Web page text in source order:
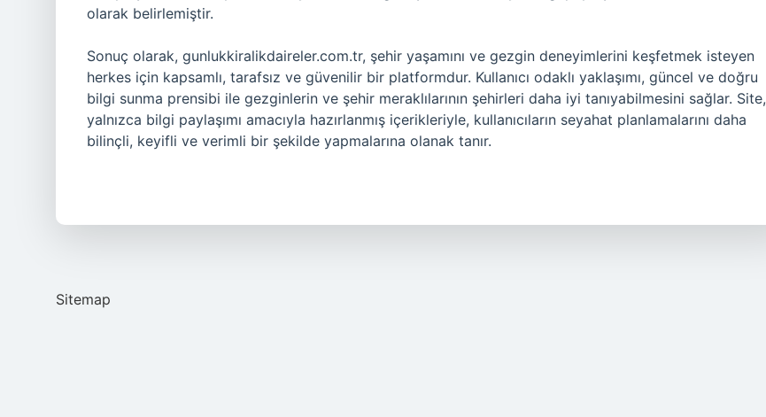
olarak belirlemiştir.
Sonuç olarak, gunlukkiralikdaireler.com.tr, şehir yaşamını ve gezgin deneyimlerini keşfetmek isteyen
herkes için kapsamlı, tarafsız ve güvenilir bir platformdur. Kullanıcı odaklı yaklaşımı, güncel ve doğru
bilgi sunma prensibi ile gezginlerin ve şehir meraklılarının şehirleri daha iyi tanıyabilmesini sağlar. Site,
yalnızca bilgi paylaşımı amacıyla hazırlanmış içerikleriyle, kullanıcıların seyahat planlamalarını daha
bilinçli, keyifli ve verimli bir şekilde yapmalarına olanak tanır.
Sitemap